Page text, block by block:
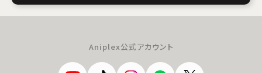
Aniplex公式アカウント